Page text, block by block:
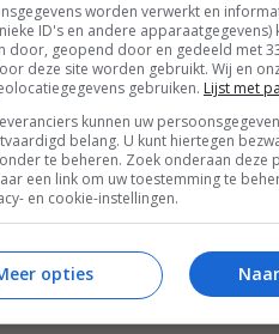
worden verwerkt en
ID's en andere apparaatgegevens)
door, geopend door en gedeeld met
deze site worden gebruikt. Wij en
gebruiken. Lijst met
kunnen uw
belang. U kunt hiertegen
te beheren. Zoek onderaan deze
een link om uw toestemming te
en cookie-instellingen.
opties